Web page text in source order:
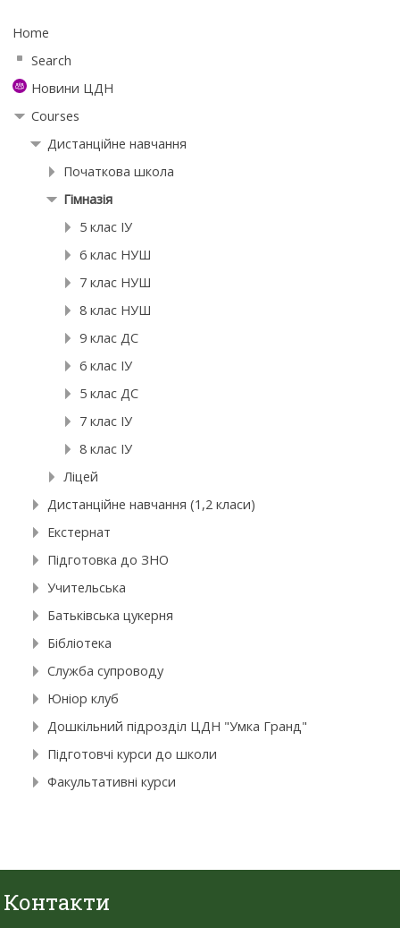
Home
Search
Новини ЦДН
Courses
Дистанційне навчання
Початкова школа
Гімназія
5 клас ІУ
6 клас НУШ
7 клас НУШ
8 клас НУШ
9 клас ДС
6 клас ІУ
5 клас ДС
7 клас ІУ
8 клас ІУ
Ліцей
Дистанційне навчання (1,2 класи)
Екстернат
Підготовка до ЗНО
Учительська
Батьківська цукерня
Бібліотека
Служба супроводу
Юніор клуб
Дошкільний підрозділ ЦДН "Умка Гранд"
Підготовчі курси до школи
Факультативні курси
Контакти